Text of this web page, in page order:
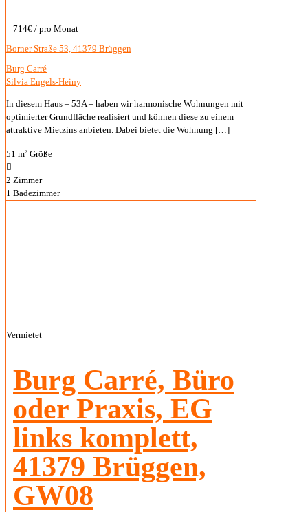
714€ / pro Monat
Borner Straße 53, 41379 Brüggen
Burg Carré
Silvia Engels-Heiny
In diesem Haus – 53A – haben wir harmonische Wohnungen mit
optimierter Grundfläche realisiert und können diese zu einem
attraktive Mietzins anbieten. Dabei bietet die Wohnung […]
51 m2 Größe
2 Zimmer
1 Badezimmer
Vermietet
Burg Carré, Büro
oder Praxis, EG
links komplett,
41379 Brüggen,
GW08